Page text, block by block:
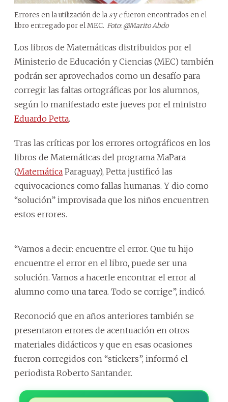
Errores en la utilización de lasycfueron encontrados en el
libro entregado por el MEC. Foto: @Marito Abdo
Los libros de Matemáticas distribuidos por el
Ministerio de Educación y Ciencias (MEC) también
podrán ser aprovechados como un desafío para
corregir las faltas ortográficas por los alumnos,
según lo manifestado este jueves por el ministro
Eduardo Petta.
Tras las críticas por los errores ortográficos en los
libros de Matemáticas del programa MaPara
(Matemática Paraguay), Petta justificó las
equivocaciones como fallas humanas. Y dio como
“solución” improvisada que los niños encuentren
estos errores.
“Vamos a decir: encuentre el error. Que tu hijo
encuentre el error en el libro, puede ser una
solución. Vamos a hacerle encontrar el error al
alumno como una tarea. Todo se corrige”, indicó.
Reconoció que en años anteriores también se
presentaron errores de acentuación en otros
materiales didácticos y que en esas ocasiones
fueron corregidos con “stickers”, informó el
periodista Roberto Santander.